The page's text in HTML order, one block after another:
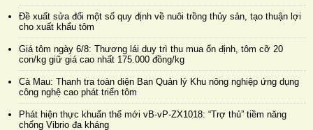
Đề xuất sửa đổi một số quy định về nuôi trồng thủy sản, tạo thuận lợi
cho xuất khẩu tôm
Giá tôm ngày 6/8: Thương lái duy trì thu mua ổn định, tôm cỡ 20
con/kg giữ giá cao nhất 175.000 đồng/kg
Cà Mau: Thanh tra toàn diện Ban Quản lý Khu nông nghiệp ứng dụng
công nghệ cao phát triển tôm
Phát hiện thực khuẩn thể mới vB-vP-ZX1018: “Trợ thủ” tiềm năng
chống Vibrio đa kháng